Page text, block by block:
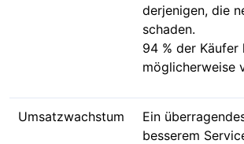
derjenigen, die
schaden.
94 % der Käufer
möglicherweise
Umsatzwachstum
Ein
besserem